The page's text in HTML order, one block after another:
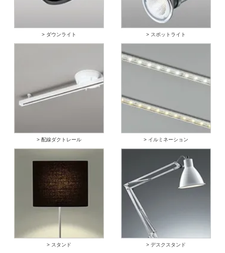
> ダウンライト > スポットライト
> 配線ダクトレール > イルミネーション
> スタンド > デスクスタンド